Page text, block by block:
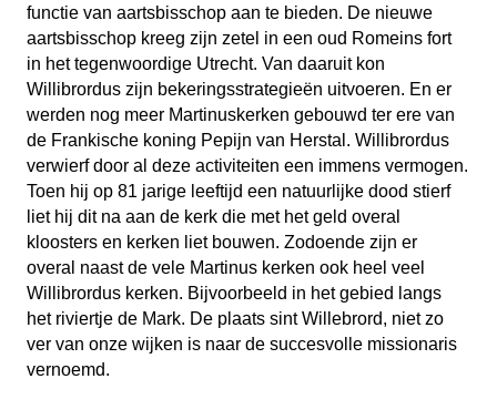
functie van aartsbisschop aan te bieden. De nieuwe
aartsbisschop kreeg zijn zetel in een oud Romeins fort
in het tegenwoordige Utrecht. Van daaruit kon
Willibrordus zijn bekeringsstrategieën uitvoeren. En er
werden nog meer Martinuskerken gebouwd ter ere van
de Frankische koning Pepijn van Herstal. Willibrordus
verwierf door al deze activiteiten een immens vermogen.
Toen hij op 81 jarige leeftijd een natuurlijke dood stierf
liet hij dit na aan de kerk die met het geld overal
kloosters en kerken liet bouwen. Zodoende zijn er
overal naast de vele Martinus kerken ook heel veel
Willibrordus kerken. Bijvoorbeeld in het gebied langs
het riviertje de Mark. De plaats sint Willebrord, niet zo
ver van onze wijken is naar de succesvolle missionaris
vernoemd.